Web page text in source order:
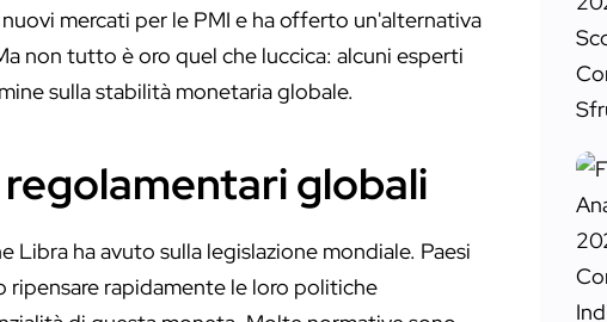
mercati per le PMI e ha offerto un'alternativa
non tutto è oro quel che luccica: alcuni esperti
sulla stabilità monetaria globale.
globali
ha avuto sulla legislazione mondiale. Paesi
ripensare rapidamente le loro politiche